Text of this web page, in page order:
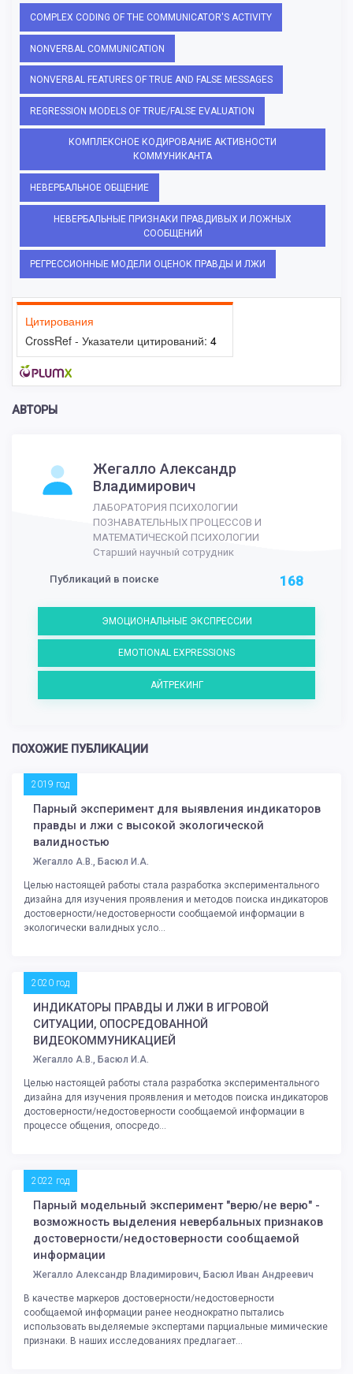
COMPLEX CODING OF THE COMMUNICATOR'S ACTIVITY
NONVERBAL COMMUNICATION
NONVERBAL FEATURES OF TRUE AND FALSE MESSAGES
REGRESSION MODELS OF TRUE/FALSE EVALUATION
КОМПЛЕКСНОЕ КОДИРОВАНИЕ АКТИВНОСТИ
КОММУНИКАНТА
НЕВЕРБАЛЬНОЕ ОБЩЕНИЕ
НЕВЕРБАЛЬНЫЕ ПРИЗНАКИ ПРАВДИВЫХ И ЛОЖНЫХ
СООБЩЕНИЙ
РЕГРЕССИОННЫЕ МОДЕЛИ ОЦЕНОК ПРАВДЫ И ЛЖИ
Цитирования
CrossRef - Указатели цитирований: 4
АВТОРЫ
Жегалло Александр
Владимирович
ЛАБОРАТОРИЯ ПСИХОЛОГИИ
ПОЗНАВАТЕЛЬНЫХ ПРОЦЕССОВ И
МАТЕМАТИЧЕСКОЙ ПСИХОЛОГИИ
Старший научный сотрудник
Публикаций в поиске 168
ЭМОЦИОНАЛЬНЫЕ ЭКСПРЕССИИ
EMOTIONAL EXPRESSIONS
АЙТРЕКИНГ
ПОХОЖИЕ ПУБЛИКАЦИИ
2019 год
Парный эксперимент для выявления индикаторов
правды и лжи с высокой экологической
валидностью
Жегалло А.В., Басюл И.А.
Целью настоящей работы стала разработка экспериментального
дизайна для изучения проявления и методов поиска индикаторов
достоверности/недостоверности сообщаемой информации в
экологически валидных усло...
2020 год
ИНДИКАТОРЫ ПРАВДЫ И ЛЖИ В ИГРОВОЙ
СИТУАЦИИ, ОПОСРЕДОВАННОЙ
ВИДЕОКОММУНИКАЦИЕЙ
Жегалло А.В., Басюл И.А.
Целью настоящей работы стала разработка экспериментального
дизайна для изучения проявления и методов поиска индикаторов
достоверности/недостоверности сообщаемой информации в
процессе общения, опосредо...
2022 год
Парный модельный эксперимент "верю/не верю" -
возможность выделения невербальных признаков
достоверности/недостоверности сообщаемой
информации
Жегалло Александр Владимирович, Басюл Иван Андреевич
В качестве маркеров достоверности/недостоверности
сообщаемой информации ранее неоднократно пытались
использовать выделяемые экспертами парциальные мимические
признаки. В наших исследованиях предлагает...